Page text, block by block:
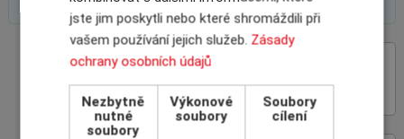
VÝHODY SPOLUPRÁCE
S INSCOM
jste jim poskytli nebo které shromáždili při
vašem používání jejich služeb. Zásady
ochrany osobních údajů
Nezbytně
nutné
soubory
Výkonové
soubory
Soubory
cílení